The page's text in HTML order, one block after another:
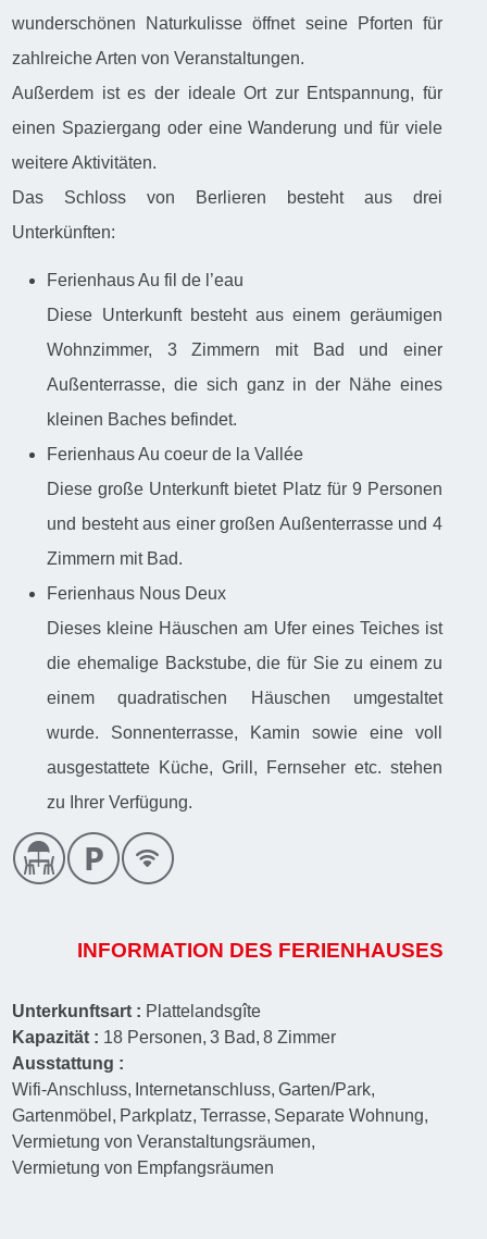
wunderschönen Naturkulisse öffnet seine Pforten für
zahlreiche Arten von Veranstaltungen.
Außerdem ist es der ideale Ort zur Entspannung, für
einen Spaziergang oder eine Wanderung und für viele
weitere Aktivitäten.
Das Schloss von Berlieren besteht aus drei
Unterkünften:
Ferienhaus Au fil de l’eau
Diese Unterkunft besteht aus einem geräumigen
Wohnzimmer, 3 Zimmern mit Bad und einer
Außenterrasse, die sich ganz in der Nähe eines
kleinen Baches befindet.
Ferienhaus Au coeur de la Vallée
Diese große Unterkunft bietet Platz für 9 Personen
und besteht aus einer großen Außenterrasse und 4
Zimmern mit Bad.
Ferienhaus Nous Deux
Dieses kleine Häuschen am Ufer eines Teiches ist
die ehemalige Backstube, die für Sie zu einem zu
einem quadratischen Häuschen umgestaltet
wurde. Sonnenterrasse, Kamin sowie eine voll
ausgestattete Küche, Grill, Fernseher etc. stehen
zu Ihrer Verfügung.
INFORMATION DES FERIENHAUSES
Unterkunftsart : Plattelandsgîte
Kapazität : 18 Personen 3 Bad 8 Zimmer
Ausstattung :
Wifi-Anschluss
Internetanschluss Garten/Park
Gartenmöbel
Parkplatz Terrasse Separate Wohnung
Vermietung von Veranstaltungsräumen
Vermietung von Empfangsräumen